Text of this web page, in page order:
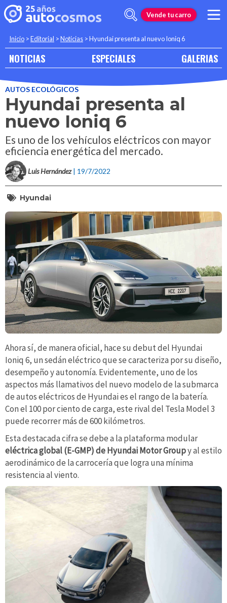
Vende tu carro
Inicio >Editorial >Noticias >Hyundai presenta al nuevo Ioniq 6
NOTICIAS ESPECIALES GALERIAS
AUTOS ECOLÓGICOS
Hyundai presenta al
nuevo Ioniq 6
Es uno de los vehículos eléctricos con mayor
eficiencia energética del mercado.
Luis Hernández | 19/7/2022
Hyundai
Ahora sí, de manera oficial, hace su debut del Hyundai
Ioniq 6, un sedán eléctrico que se caracteriza por su diseño,
desempeño y autonomía. Evidentemente, uno de los
aspectos más llamativos del nuevo modelo de la submarca
de autos eléctricos de Hyundai es el rango de la batería.
Con el 100 por ciento de carga, este rival del Tesla Model 3
puede recorrer más de 600 kilómetros.
Esta destacada cifra se debe a la plataforma modular
eléctrica global (E-GMP) de Hyundai Motor Groupy al estilo
aerodinámico de la carrocería que logra una mínima
resistencia al viento.